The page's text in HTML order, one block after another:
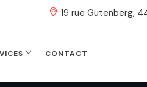
19 rue Gutenberg,
CONTACT